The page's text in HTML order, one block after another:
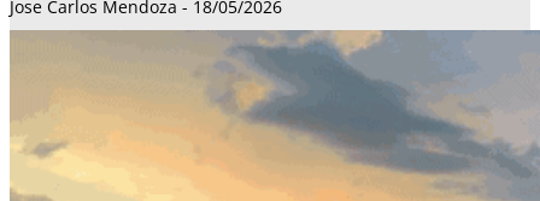
Jose Carlos Mendoza 18/05/2026